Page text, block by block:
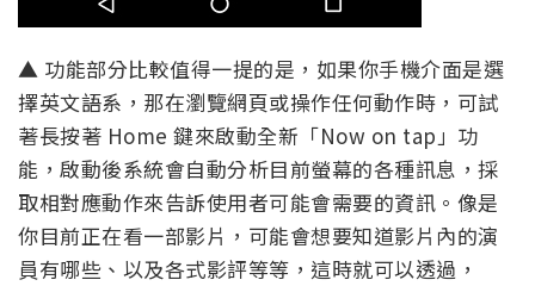
▲ 功能部分比較值得一提的是，如果你手機介面是選
擇英文語系，那在瀏覽網頁或操作任何動作時，可試
著長按著 Home 鍵來啟動全新「Now on tap」功
能，啟動後系統會自動分析目前螢幕的各種訊息，採
取相對應動作來告訴使用者可能會需要的資訊。像是
你目前正在看一部影片，可能會想要知道影片內的演
員有哪些、以及各式影評等等，這時就可以透過，